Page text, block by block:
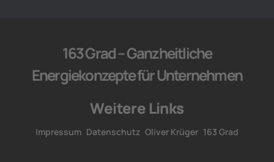
163 Grad – Ganzheitliche
Energiekonzepte für Unternehmen
Weitere Links
Impressum Datenschutz Oliver Krüger 163 Grad